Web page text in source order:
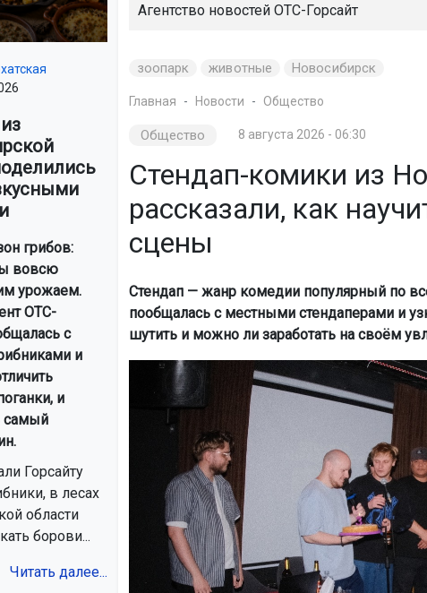
грибов:
вовсю
урожаем.
ОТС-
с
и
и
самый
Горсайту
в лесах
области
борови...
Читать далее...
Агентство новостей ОТС-Горсайт
зоопарк животные Новосибирск
Главная Новости Общество
Общество 8 августа 2026 - 06:30
Стендап-комики из
рассказали, как
сцены
Стендап — жанр комедии популярный по
пообщалась с местными стендаперами и
шутить и можно ли заработать на своём